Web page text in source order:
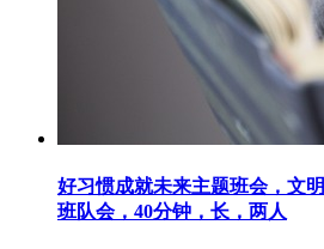
好习惯成就未来主题班会，文
班队会，40分钟，长，两人